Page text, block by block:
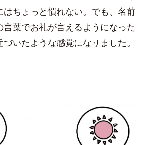
はちょっと慣れない。でも、名前
言葉でお礼が言えるようになった
いたような感覚になりました。